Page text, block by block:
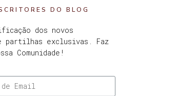
DO BLOG
dos novos
partilhas exclusivas. Faz
Comunidade!